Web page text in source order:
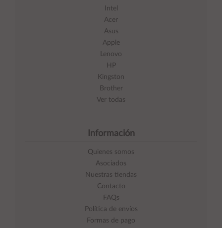
Intel
Acer
Asus
Apple
Lenovo
HP
Kingston
Brother
Ver todas
Información
Quienes somos
Asociados
Nuestras tiendas
Contacto
FAQs
Política de envíos
Formas de pago